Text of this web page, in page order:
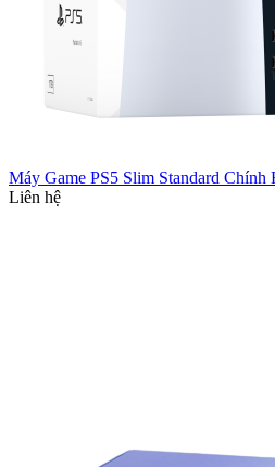
Máy Game PS5 Slim Standard Chính
Liên hệ